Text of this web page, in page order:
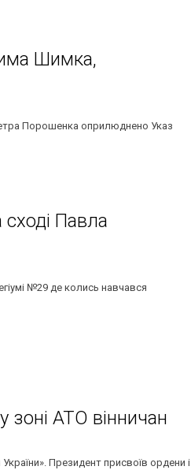
Шимка,
Порошенка оприлюднено Указ
Павла
№29 де колись навчався
зоні АТО вінничан
Президент присвоїв ордени і